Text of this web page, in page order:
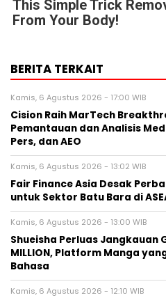
This Simple Trick
From Your Body!
BERITA TERKAIT
Kamis, 6 Agustus 2026 - 17:00 WIB
Cision Raih MarTech
Pemantauan dan Analisis
Pers, dan AEO
Kamis, 6 Agustus 2026 - 13:02 WIB
Fair Finance Asia Desak
untuk Sektor Batu Bara di
Kamis, 6 Agustus 2026 - 13:00 WIB
Shueisha Perluas Jangkauan
MILLION, Platform Manga
Bahasa
Kamis, 6 Agustus 2026 - 12:10 WIB